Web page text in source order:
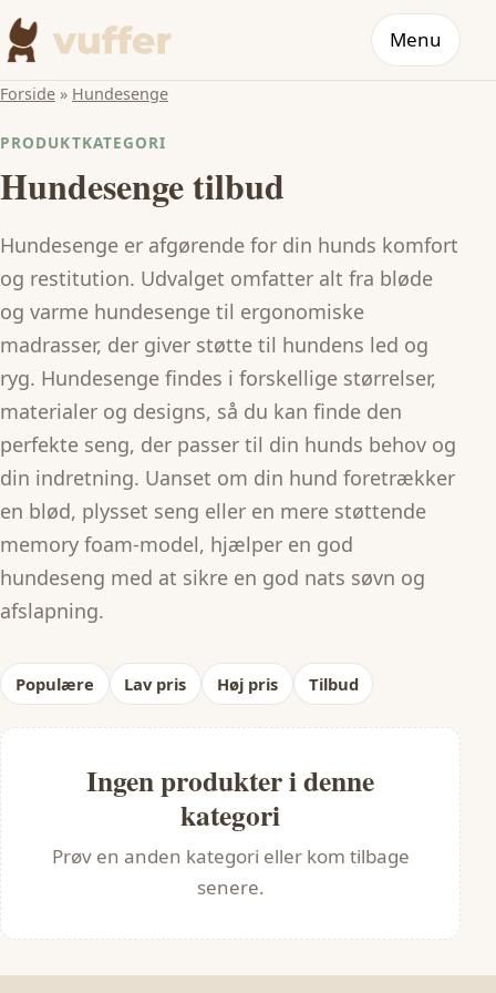
Menu
Forside » Hundesenge
PRODUKTKATEGORI
Hundesenge tilbud
Hundesenge er afgørende for din hunds komfort
og restitution. Udvalget omfatter alt fra bløde
og varme hundesenge til ergonomiske
madrasser, der giver støtte til hundens led og
ryg. Hundesenge findes i forskellige størrelser,
materialer og designs, så du kan finde den
perfekte seng, der passer til din hunds behov og
din indretning. Uanset om din hund foretrækker
en blød, plysset seng eller en mere støttende
memory foam-model, hjælper en god
hundeseng med at sikre en god nats søvn og
afslapning.
Populære Lav pris Høj pris Tilbud
Ingen produkter i denne
kategori
Prøv en anden kategori eller kom tilbage
senere.